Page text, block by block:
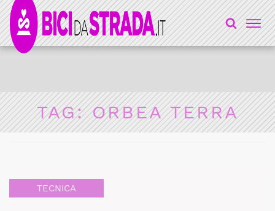
TAG:ORBEA TERRA
TECNICA